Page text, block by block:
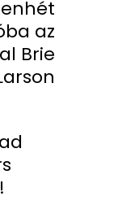
az
Brie